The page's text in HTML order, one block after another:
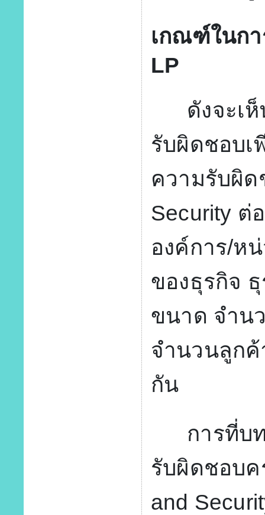
เกณฑ์ในก
LP
ดังจะเห็น
รับผิดชอบเ
ความรับผิด
Security
องค์การ/ห
ของธุรกิจ
ขนาด จำน
จำนวนลูก
กัน
การที่บท
รับผิดชอบค
and